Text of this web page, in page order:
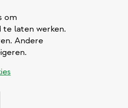
om
te laten werken.
Andere